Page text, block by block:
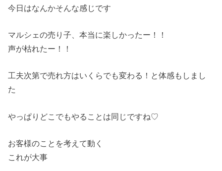
今日はなんかそんな感じです
マルシェの売り子、本当に楽しかったー！！
声が枯れたー！！
工夫次第で売れ方はいくらでも変わる！と体感もしまし
た
やっぱりどこでもやることは同じですね♡
お客様のことを考えて動く
これが大事